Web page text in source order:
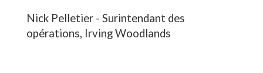
Nick Pelletier - Surintendant des
opérations, Irving Woodlands